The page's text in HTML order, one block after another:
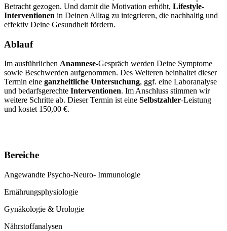
Betracht gezogen. Und damit die Motivation erhöht, Lifestyle-
Interventionen in Deinen Alltag zu integrieren, die nachhaltig und
effektiv Deine Gesundheit fördern.
Ablauf
Im ausführlichen Anamnese-Gespräch werden Deine Symptome
sowie Beschwerden aufgenommen. Des Weiteren beinhaltet dieser
Termin eine ganzheitliche Untersuchung, ggf. eine Laboranalyse
und bedarfsgerechte Interventionen. Im Anschluss stimmen wir
weitere Schritte ab. Dieser Termin ist eine Selbstzahler-Leistung
und kostet 150,00 €.
Bereiche
Angewandte Psycho-Neuro- Immunologie
Ernährungsphysiologie
Gynäkologie & Urologie
Nährstoffanalysen